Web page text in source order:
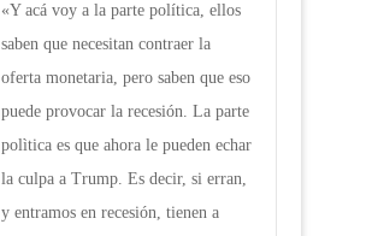
«Y acá voy a la parte política, ellos
saben que necesitan contraer la
oferta monetaria, pero saben que eso
puede provocar la recesión. La parte
polìtica es que ahora le pueden echar
la culpa a Trump. Es decir, si erran,
y entramos en recesión, tienen a